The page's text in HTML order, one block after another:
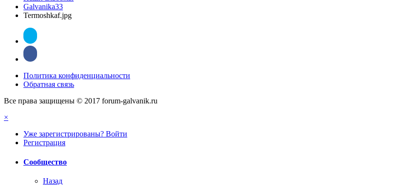
Galvanika33
Termoshkaf.jpg
Политика конфиденциальности
Обратная связь
Все права защищены © 2017 forum-galvanik.ru
×
Уже зарегистрированы? Войти
Регистрация
Сообщество
Назад